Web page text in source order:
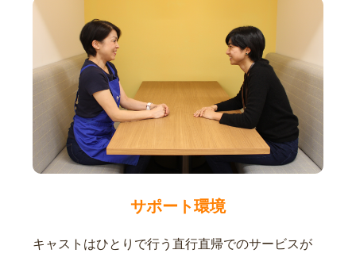
サポート環境
キャストはひとりで行う直行直帰でのサービスが